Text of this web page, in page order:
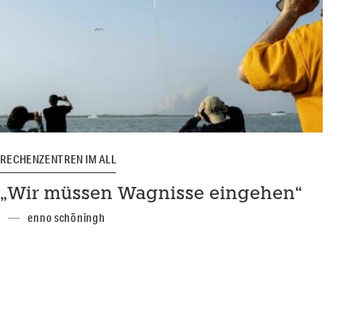
RECHENZENTREN IM ALL
„Wir müssen Wagnisse eingehen“
enno schöningh